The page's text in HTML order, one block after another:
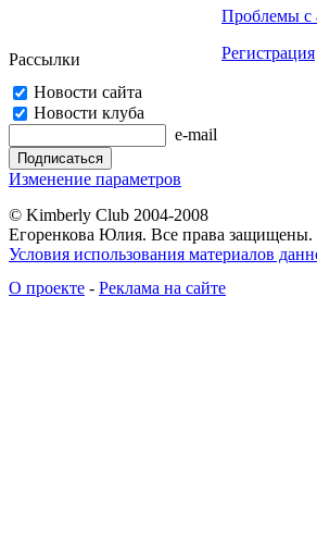
Рассылки
Новости сайта
Новости клуба
e-mail
Изменение параметров
Проблемы с
Регистрация
© Kimberly Club 2004-2008
Егоренкова Юлия. Все права защищены.
Условия использования материалов
О проекте - Реклама на сайте